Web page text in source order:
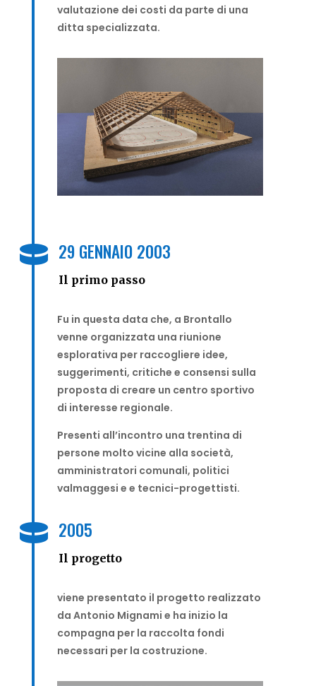
valutazione dei costi da parte di una
ditta specializzata.
 29 GENNAIO 2003
Il primo passo
Fu in questa data che, a Brontallo
venne organizzata una riunione
esplorativa per raccogliere idee,
suggerimenti, critiche e consensi sulla
proposta di creare un centro sportivo
di interesse regionale.
Presenti all’incontro una trentina di
persone molto vicine alla società,
amministratori comunali, politici
valmaggesi e e tecnici-progettisti.
 2005
Il progetto
viene presentato il progetto realizzato
da Antonio Mignami e ha inizio la
compagna per la raccolta fondi
necessari per la costruzione.